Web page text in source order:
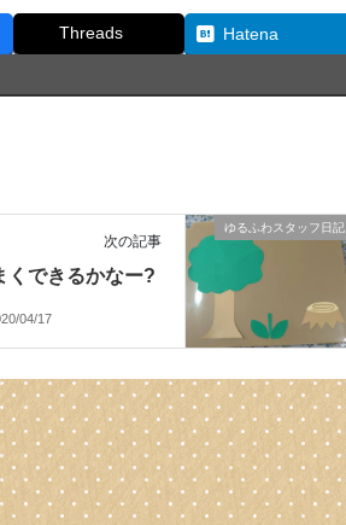
Threads Hatena
ゆるふわスタッフ日記
次の記事
くできるかなー?
04/17